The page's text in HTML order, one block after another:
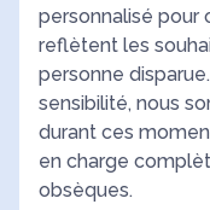
personnalisé pour
reflètent les
personne
sensibilité, nous
durant ces
en charge
obsèques.